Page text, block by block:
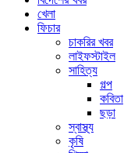
খেলা
ফিচার
চাকরির খবর
লাইফস্টাইল
সাহিত্য
গল্প
কবিতা
ছড়া
স্বাস্থ্য
কৃষি